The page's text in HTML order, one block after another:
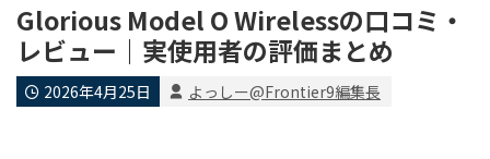
Glorious Model O Wirelessの口コミ・
レビュー｜実使用者の評価まとめ
2026年4月25日 よっしー@Frontier9編集長